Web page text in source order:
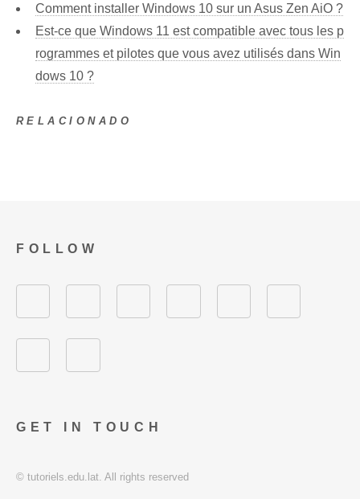
Comment installer Windows 10 sur un Asus Zen AiO ?
Est-ce que Windows 11 est compatible avec tous les p
rogrammes et pilotes que vous avez utilisés dans Win
dows 10 ?
RELACIONADO
GET IN TOUCH
FOLLOW
© tutoriels.edu.lat. All rights reserved